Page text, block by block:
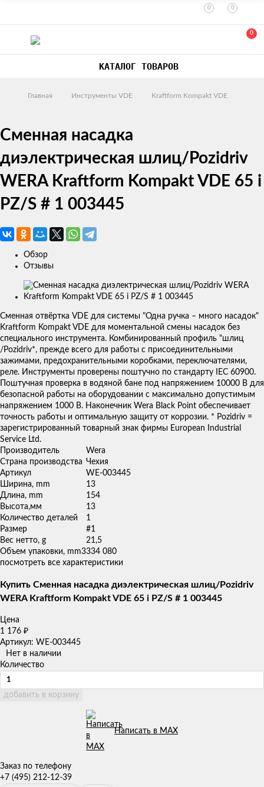
0 0
0
КАТАЛОГ ТОВАРОВ
Главная Инструменты VDE Kraftform Kompakt VDE
Сменная насадка
диэлектрическая шлиц/Pozidriv
WERA Kraftform Kompakt VDE 65 i
PZ/S # 1 003445
Обзор
Отзывы
Изображения
Сменная отвёртка VDE для системы "Одна ручка – много насадок"
Kraftform Kompakt VDE для моментальной смены насадок без
специального инструмента. Комбинированный профиль "шлиц
/Pozidriv*, прежде всего для работы с присоединительными
зажимами, предохранительными коробками, переключателями,
реле. Инструменты проверены поштучно по стандарту IEC 60900.
Поштучная проверка в водяной бане под напряжением 10000 В для
безопасной работы на оборудовании с максимально допустимым
напряжением 1000 В. Наконечник Wera Black Point обеспечивает
точность работы и оптимальную защиту от коррозии. * Pozidriv =
зарегистрированный товарный знак фирмы European Industrial
Service Ltd.
Производитель
Wera
Страна производства Чехия
Артикул
WE-003445
Ширина, mm
13
Длина, mm
154
Высота,мм
13
Количество деталей
1
Размер
#1
Вес нетто, g
21,5
Объем упаковки, mm3334 080
посмотреть все характеристики
Купить Сменная насадка диэлектрическая шлиц/Pozidriv
WERA Kraftform Kompakt VDE 65 i PZ/S # 1 003445
Цена
1 176 ₽
Артикул: WE-003445
Нет в наличии
Количество
добавить в корзину
Написать в MAX
Заказ по телефону
+7 (495) 212-12-39